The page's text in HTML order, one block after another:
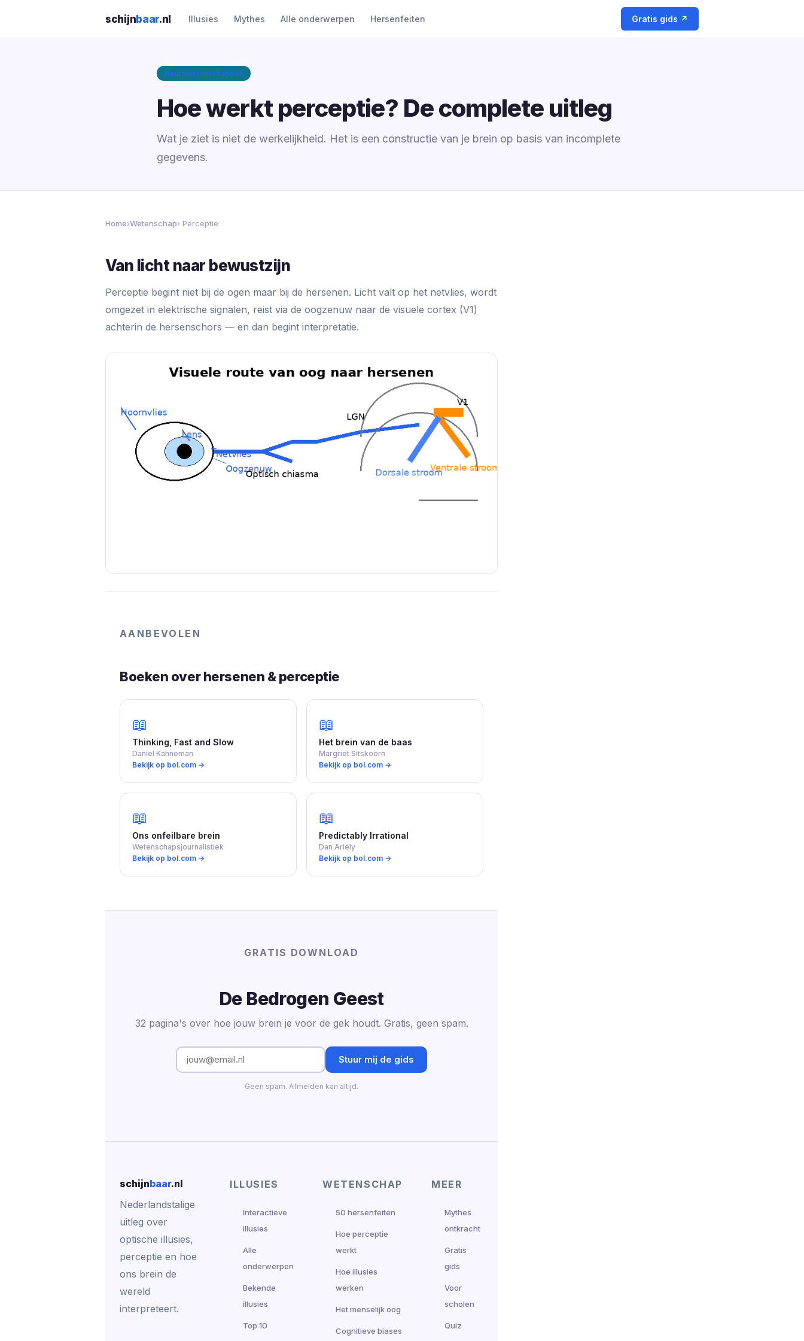
schijnbaar.nl Illusies Mythes Alle onderwerpen Hersenfeiten Gratis gids ↗
Neurowetenschappen
Hoe werkt perceptie? De complete uitleg
Wat je ziet is niet de werkelijkheid. Het is een constructie van je brein op basis van incomplete
gegevens.
Home›Wetenschap› Perceptie
Van licht naar bewustzijn
Perceptie begint niet bij de ogen maar bij de hersenen. Licht valt op het netvlies, wordt
omgezet in elektrische signalen, reist via de oogzenuw naar de visuele cortex (V1)
achterin de hersenschors — en dan begint interpretatie.
AANBEVOLEN
Boeken over hersenen & perceptie
📖
Thinking, Fast and Slow
Daniel Kahneman
Bekijk op bol.com →
📖
Het brein van de baas
Margriet Sitskoorn
Bekijk op bol.com →
📖
Ons onfeilbare brein
Wetenschapsjournalistiek
Bekijk op bol.com →
📖
Predictably Irrational
Dan Ariely
Bekijk op bol.com →
GRATIS DOWNLOAD
De Bedrogen Geest
32 pagina's over hoe jouw brein je voor de gek houdt. Gratis, geen spam.
Stuur mij de gids
Geen spam. Afmelden kan altijd.
schijnbaar.nl
Nederlandstalige
uitleg over
optische illusies,
perceptie en hoe
ons brein de
wereld
interpreteert.
ILLUSIES
Interactieve
illusies
Alle
onderwerpen
Bekende
illusies
Top 10
WETENSCHAP
50 hersenfeiten
Hoe perceptie
werkt
Hoe illusies
werken
Het menselijk oog
Cognitieve biases
MEER
Mythes
ontkracht
Gratis
gids
Voor
scholen
Quiz